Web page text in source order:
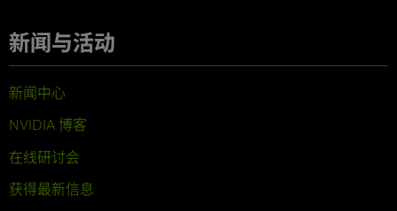
新闻与活动
新闻中心
NVIDIA 博客
在线研讨会
获得最新信息